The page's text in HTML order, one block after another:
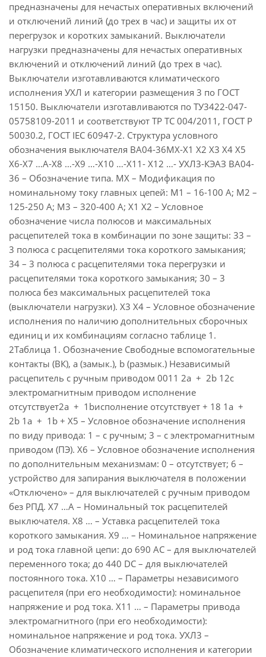
предназначены для нечастых оперативных включений
и отключений линий (до трех в час) и защиты их от
перегрузок и коротких замыканий. Выключатели
нагрузки предназначены для нечастых оперативных
включений и отключений линий (до трех в час).
Выключатели изготавливаются климатического
исполнения УХЛ и категории размещения 3 по ГОСТ
15150. Выключатели изготавливаются по ТУ3422-047-
05758109-2011 и соответствуют ТР ТС 004/2011, ГОСТ Р
50030.2, ГОСТ IEC 60947-2. Структура условного
обозначения выключателя ВА04-36МХ-Х1 Х2 Х3 Х4 Х5
Х6-Х7 …А-Х8 …-Х9 …-Х10 …-Х11- Х12 …- УХЛ3-КЭАЗ ВА04-
36 – Обозначение типа. МХ – Модификация по
номинальному току главных цепей: М1 – 16-100 А; М2 –
125-250 А; М3 – 320-400 А; Х1 Х2 – Условное
обозначение числа полюсов и максимальных
расцепителей тока в комбинации по зоне защиты: 33 –
3 полюса с расцепителями тока короткого замыкания;
34 – 3 полюса с расцепителями тока перегрузки и
расцепителями тока короткого замыкания; 30 – 3
полюса без максимальных расцепителей тока
(выключатели нагрузки). Х3 Х4 – Условное обозначение
исполнения по наличию дополнительных сборочных
единиц и их комбинациям согласно таблице 1.
2Таблица 1. Обозначение Свободные вспомогательные
контакты (ВК), а (замык.), b (размык.) Независимый
расцепитель с ручным приводом 0011 2a + 2b 12с
электромагнитным приводом исполнение
отсутствует2a + 1bисполнение отсутствует + 18 1a +
2b 1a + 1b + Х5 – Условное обозначение исполнения
по виду привода: 1 – с ручным; 3 – с электромагнитным
приводом (ПЭ). Х6 – Условное обозначение исполнения
по дополнительным механизмам: 0 – отсутствует; 6 –
устройство для запирания выключателя в положении
«Отключено» – для выключателей с ручным приводом
без РПД. Х7 …А – Номинальный ток расцепителей
выключателя. Х8 … – Уставка расцепителей тока
короткого замыкания. Х9 … – Номинальное напряжение
и род тока главной цепи: до 690 АС – для выключателей
переменного тока; до 440 DС – для выключателей
постоянного тока. Х10 … – Параметры независимого
расцепителя (при его необходимости): номинальное
напряжение и род тока. Х11 … – Параметры привода
электромагнитного (при его необходимости):
номинальное напряжение и род тока. УХЛ3 –
Обозначение климатического исполнения и категории